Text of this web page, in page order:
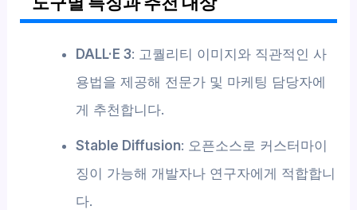
DALL·E 3: 고퀄리티 이미지와 직관적인 사
용법을 제공해 전문가 및 마케팅 담당자에
게 추천합니다.
Stable Diffusion: 오픈소스로 커스터마이
징이 가능해 개발자나 연구자에게 적합합니
다.